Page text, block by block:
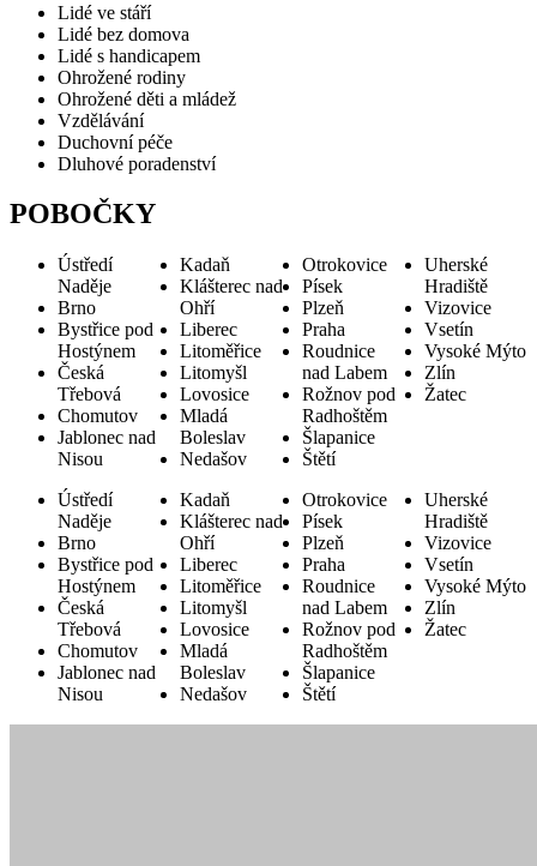
Lidé ve stáří
Lidé bez domova
Lidé s handicapem
Ohrožené rodiny
Ohrožené děti a mládež
Vzdělávání
Duchovní péče
Dluhové poradenství
POBOČKY
Ústředí
Naděje
Brno
Bystřice pod
Hostýnem
Česká
Třebová
Chomutov
Jablonec nad
Nisou
Kadaň
Klášterec nad
Ohří
Liberec
Litoměřice
Litomyšl
Lovosice
Mladá
Boleslav
Nedašov
Otrokovice
Písek
Plzeň
Praha
Roudnice
nad Labem
Rožnov pod
Radhoštěm
Šlapanice
Štětí
Uherské
Hradiště
Vizovice
Vsetín
Vysoké Mýto
Zlín
Žatec
Ústředí
Naděje
Brno
Bystřice pod
Hostýnem
Česká
Třebová
Chomutov
Jablonec nad
Nisou
Kadaň
Klášterec nad
Ohří
Liberec
Litoměřice
Litomyšl
Lovosice
Mladá
Boleslav
Nedašov
Otrokovice
Písek
Plzeň
Praha
Roudnice
nad Labem
Rožnov pod
Radhoštěm
Šlapanice
Štětí
Uherské
Hradiště
Vizovice
Vsetín
Vysoké Mýto
Zlín
Žatec